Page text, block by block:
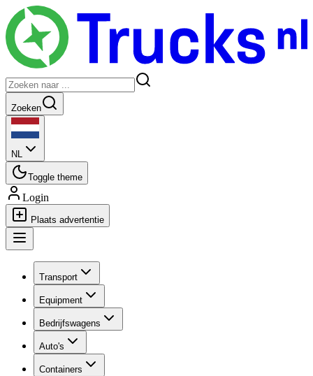
Zoeken
NL
Toggle theme
Login
Plaats advertentie
Transport
Equipment
Bedrijfswagens
Auto's
Containers